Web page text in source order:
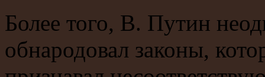
Более того, В. Путин
обнародовал законы,